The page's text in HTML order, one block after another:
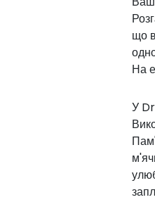
що
На
У